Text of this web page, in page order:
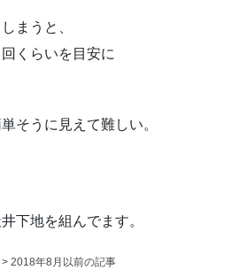
まうと、
くらいを目安に
そうに見えて難しい。
下地を組んでます。
> 2018年8月以前の記事